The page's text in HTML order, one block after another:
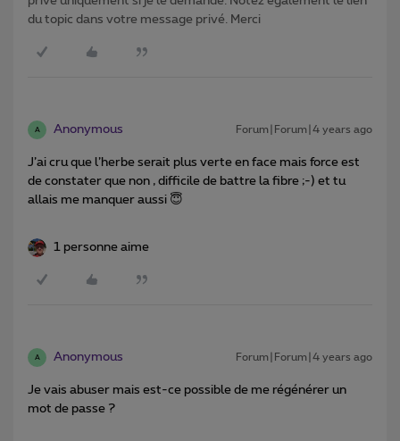
du topic dans votre message privé. Merci
A Anonymous Forum|Forum|4 years ago
J’ai cru que l’herbe serait plus verte en face mais force est
de constater que non , difficile de battre la fibre ;-) et tu
allais me manquer aussi 😇
1 personne aime
A Anonymous Forum|Forum|4 years ago
Je vais abuser mais est-ce possible de me régénérer un
mot de passe ?